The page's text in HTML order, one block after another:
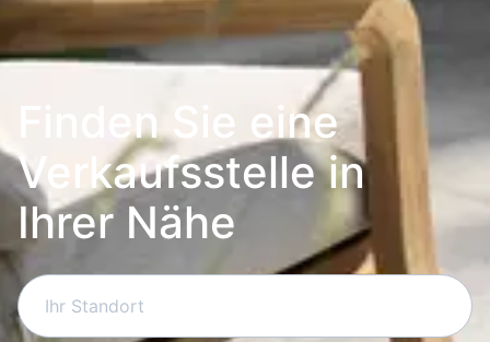
Finden Sie eine
Verkaufsstelle in
Ihrer Nähe